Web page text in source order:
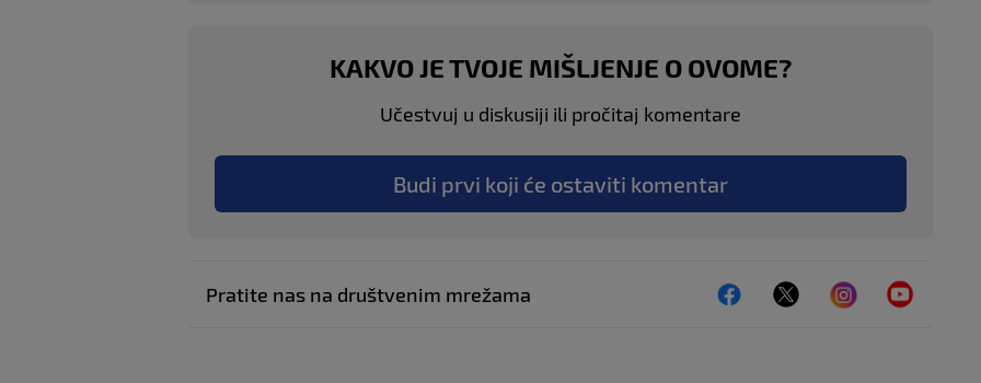
KAKVO JE TVOJE MIŠLJENJE O OVOME?
Učestvuj u diskusiji ili pročitaj komentare
Budi prvi koji će ostaviti komentar
Pratite nas na društvenim mrežama